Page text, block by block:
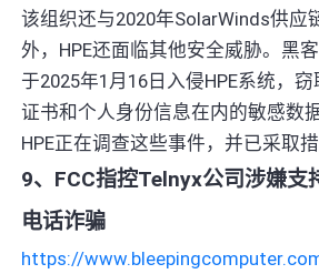
该组织还与2020年SolarWinds供应
外，HPE还面临其他安全威胁。黑
于2025年1月16日入侵HPE系统，窃
证书和个人身份信息在内的敏感数
HPE正在调查这些事件，并已采取措
9、FCC指控Telnyx公司涉嫌支
电话诈骗
https://